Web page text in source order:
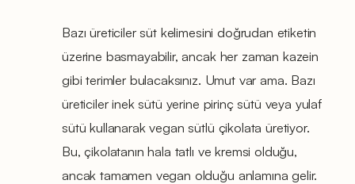
Bazı üreticiler süt kelimesini doğrudan etiketin
üzerine basmayabilir, ancak her zaman kazein
gibi terimler bulacaksınız. Umut var ama. Bazı
üreticiler inek sütü yerine pirinç sütü veya yulaf
sütü kullanarak vegan sütlü çikolata üretiyor.
Bu, çikolatanın hala tatlı ve kremsi olduğu,
ancak tamamen vegan olduğu anlamına gelir.